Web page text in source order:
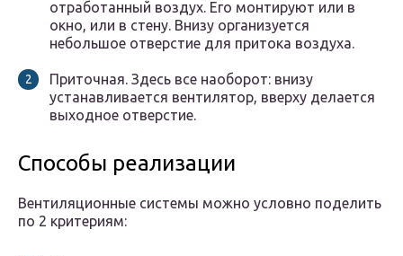
отработанный воздух. Его монтируют или в
окно, или в стену. Внизу организуется
небольшое отверстие для притока воздуха.
Приточная. Здесь все наоборот: внизу
устанавливается вентилятор, вверху делается
выходное отверстие.
Способы реализации
Вентиляционные системы можно условно поделить
по 2 критериям: